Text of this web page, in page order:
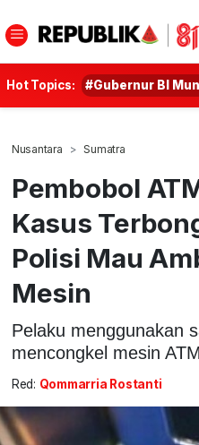
Hot Topics: #Gubernur BI
Nusantara Sumatra
Pembobol
Kasus
Polisi Mau
Mesin
Pelaku menggunakan
mencongkel mesin
Red: Qommarria Rostanti